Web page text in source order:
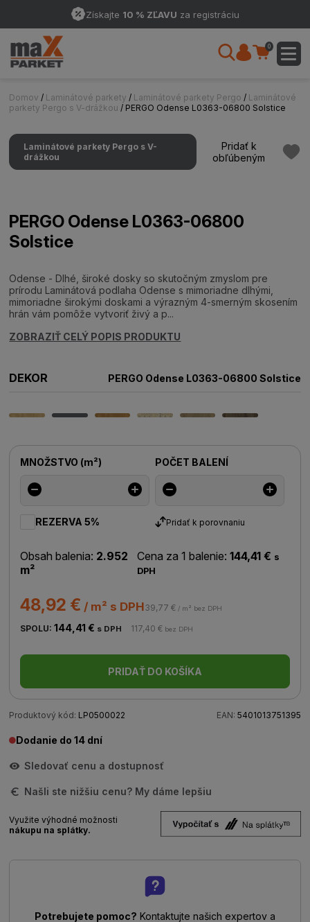
Získajte 10 % ZĽAVU za registráciu
0
Domov / Laminátové parkety / Laminátové parkety Pergo / Laminátové
parkety Pergo s V-drážkou / PERGO Odense L0363-06800 Solstice
Laminátové parkety Pergo s V-
drážkou
Pridať k
obľúbeným
PERGO Odense L0363-06800
Solstice
Odense - Dlhé, široké dosky so skutočným zmyslom pre
prírodu Laminátová podlaha Odense s mimoriadne dlhými,
mimoriadne širokými doskami a výrazným 4-smerným skosením
hrán vám pomôže vytvoriť živý a p...
ZOBRAZIŤ CELÝ POPIS PRODUKTU
DEKOR PERGO Odense L0363-06800 Solstice
MNOŽSTVO (m²) POČET BALENÍ
REZERVA 5% Pridať k porovnaniu
Obsah balenia: 2.952
m²
Cena za 1 balenie: 144,41 € s
DPH
48,92 € / m² s DPH39,77 € / m² bez DPH
SPOLU:144,41 € s DPH 117,40 € bez DPH
PRIDAŤ DO KOŠÍKA
Produktový kód: LP0500022 EAN: 5401013751395
Dodanie do 14 dní
Sledovať cenu a dostupnosť
Našli ste nižšiu cenu? My dáme lepšiu
Využite výhodné možnosti
nákupu na splátky.
Potrebujete pomoc? Kontaktujte našich expertov a